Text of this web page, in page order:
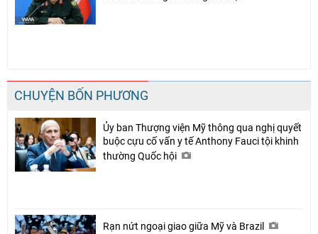
CHUYỆN BỐN PHƯƠNG
Ủy ban Thượng viện Mỹ thông qua nghị quyết
buộc cựu cố vấn y tế Anthony Fauci tội khinh
thường Quốc hội
Rạn nứt ngoại giao giữa Mỹ và Brazil